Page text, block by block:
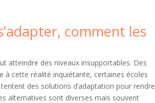
comment les
atteindre des niveaux insupportables. Des
à cette réalité inquiétante, certaines écoles
des solutions d’adaptation pour rendre
alternatives sont diverses mais souvent